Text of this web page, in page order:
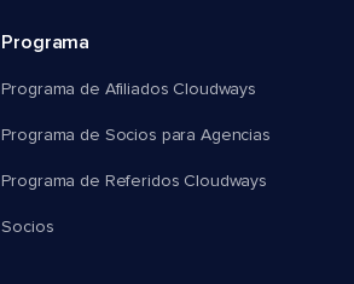
Programa
Programa de Afiliados Cloudways
Programa de Socios para Agencias
Programa de Referidos Cloudways
Socios